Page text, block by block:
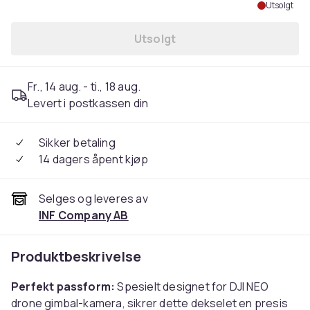
Utsolgt
Utsolgt
Fr., 14 aug. - ti., 18 aug.
Levert i postkassen din
Sikker betaling
14 dagers åpent kjøp
Selges og leveres av
INF Company AB
Produktbeskrivelse
Perfekt passform: Spesielt designet for DJI NEO
drone gimbal-kamera, sikrer dette dekselet en presis